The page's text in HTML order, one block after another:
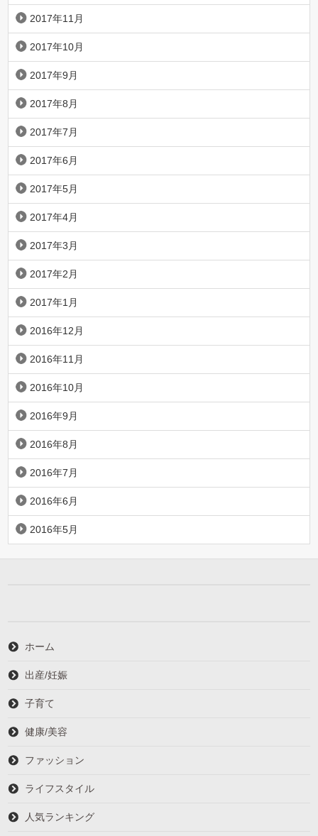
2017年11月
2017年10月
2017年9月
2017年8月
2017年7月
2017年6月
2017年5月
2017年4月
2017年3月
2017年2月
2017年1月
2016年12月
2016年11月
2016年10月
2016年9月
2016年8月
2016年7月
2016年6月
2016年5月
ホーム
出産/妊娠
子育て
健康/美容
ファッション
ライフスタイル
人気ランキング